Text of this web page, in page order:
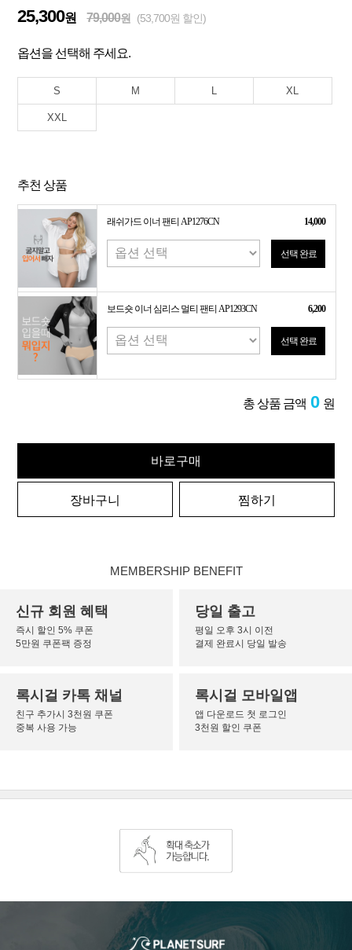
25,300원 79,000원 (53,700원 할인)
옵션을 선택해 주세요.
S M L XL
XXL
추천 상품
래쉬가드 이너 팬티 AP1276CN 14,000
선택 완료
보드숏 이너 심리스 멀티 팬티 AP1293CN 6,200
선택 완료
총 상품 금액 0 원
바로구매
장바구니 찜하기
MEMBERSHIP BENEFIT
신규 회원 혜택
즉시 할인 5% 쿠폰
5만원 쿠폰팩 증정
당일 출고
평일 오후 3시 이전
결제 완료시 당일 발송
록시걸 카톡 채널
친구 추가시 3천원 쿠폰
중복 사용 가능
록시걸 모바일앱
앱 다운로드 첫 로그인
3천원 할인 쿠폰